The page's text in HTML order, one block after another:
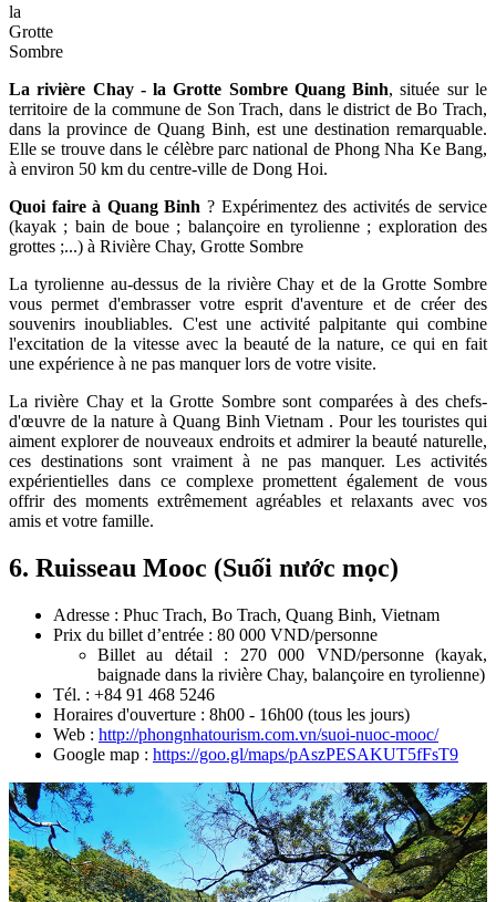
la
Grotte
Sombre
La rivière Chay - la Grotte Sombre Quang Binh, située sur le
territoire de la commune de Son Trach, dans le district de Bo Trach,
dans la province de Quang Binh, est une destination remarquable.
Elle se trouve dans le célèbre parc national de Phong Nha Ke Bang,
à environ 50 km du centre-ville de Dong Hoi.
Quoi faire à Quang Binh ? Expérimentez des activités de service
(kayak ; bain de boue ; balançoire en tyrolienne ; exploration des
grottes ;...) à Rivière Chay, Grotte Sombre
La tyrolienne au-dessus de la rivière Chay et de la Grotte Sombre
vous permet d'embrasser votre esprit d'aventure et de créer des
souvenirs inoubliables. C'est une activité palpitante qui combine
l'excitation de la vitesse avec la beauté de la nature, ce qui en fait
une expérience à ne pas manquer lors de votre visite.
La rivière Chay et la Grotte Sombre sont comparées à des chefs-
d'œuvre de la nature à Quang Binh Vietnam . Pour les touristes qui
aiment explorer de nouveaux endroits et admirer la beauté naturelle,
ces destinations sont vraiment à ne pas manquer. Les activités
expérientielles dans ce complexe promettent également de vous
offrir des moments extrêmement agréables et relaxants avec vos
amis et votre famille.
6. Ruisseau Mooc (Suối nước mọc)
Adresse : Phuc Trach, Bo Trach, Quang Binh, Vietnam
Prix ​​du billet d’entrée : 80 000 VND/personne
Billet au détail : 270 000 VND/personne (kayak,
baignade dans la rivière Chay, balançoire en tyrolienne)
Tél. : +84 91 468 5246
Horaires d'ouverture : 8h00 - 16h00 (tous les jours)
Web : http://phongnhatourism.com.vn/suoi-nuoc-mooc/
Google map : https://goo.gl/maps/pAszPESAKUT5fFsT9